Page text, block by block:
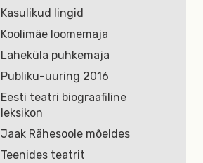
Kasulikud lingid
Koolimäe loomemaja
Laheküla puhkemaja
Publiku-uuring 2016
Eesti teatri biograafiline
leksikon
Jaak Rähesoole mõeldes
Teenides teatrit